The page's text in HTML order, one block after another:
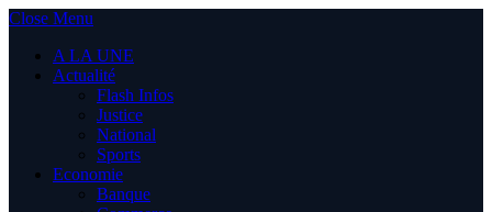
Close Menu
A LA UNE
Actualité
Flash Infos
Justice
National
Sports
Economie
Banque